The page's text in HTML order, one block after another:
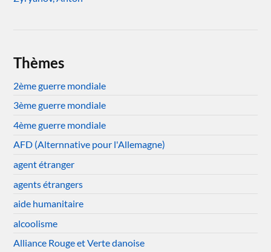
Thèmes
2ème guerre mondiale
3ème guerre mondiale
4ème guerre mondiale
AFD (Alternnative pour l'Allemagne)
agent étranger
agents étrangers
aide humanitaire
alcoolisme
Alliance Rouge et Verte danoise